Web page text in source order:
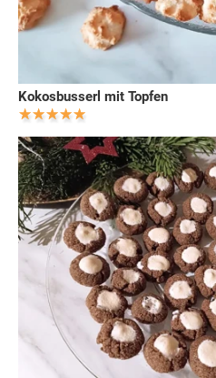
Kokosbusserl mit Topfen